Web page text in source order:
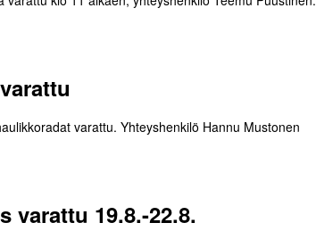
varattu. Yhteyshenkilö Hannu Mustonen
varattu 19.8.-22.8.